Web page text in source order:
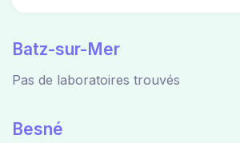
Batz-sur-Mer
Pas de laboratoires trouvés
Besné